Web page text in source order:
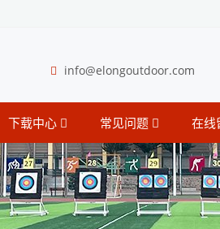
info@elongoutdoor.com
下载中心 常见问题 在线